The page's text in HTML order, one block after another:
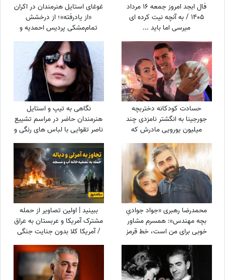
فال ابجد امروز جمعه 16 مرداد
1405 / به آنچه نیت کرده ای
میرسی اما باید ...
غوغای استایل هنرمندان در اکران
«از یادرفته»؛ از درخشش
تمام‌مشکی پردیس احمدیه و
آزیتا حاجیان تا تیپ اسپورت
سینا مهراد و مجید مظفری
حسادت کودکانه دختربچه
جورجینا به انگشتر نامزدی چند
میلیون یورویی مادرش که
رونالدو به او هدیه داده بود!
نگاهی به تیپ و استایل
هنرمندان حاضر در مراسم تشییع
ناصر تقوایی با لباس های رنگی و
سفید به سفارش همسر آن
مرحوم/ محسن شریفیان، شهاب
حسینی، مارال بنی آدم، ستاره
اسکندری و...
محمدرضا رهبری «جواد جوادیِ
بچه مهندس»: همسرم مشاور
خوبی برای من است، خط قرمز
من خانوادمه/عروسی خواهرم
دائم استرس داشتم که مبادا
فیلم یا عکسی از من گرفته شود
و بعدا برای من دردسر ایجاد کند!
ببینید | اولین تصاویر از حمله
مشترک آمریکا و عربستان به عراق
/ آمریکا کلا بدون جنایت جنگی
نمی‌تواند بجنگد!